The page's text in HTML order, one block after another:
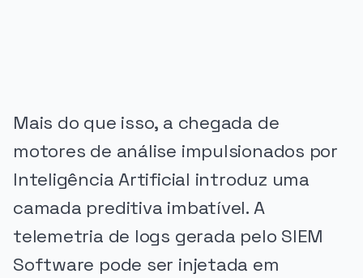
Mais do que isso, a chegada de
motores de análise impulsionados por
Inteligência Artificial introduz uma
camada preditiva imbatível. A
telemetria de logs gerada pelo SIEM
Software pode ser injetada em